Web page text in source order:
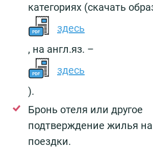
категориях (скачать
здесь
, на англ.яз. –
здесь
).
Бронь отеля или другое
подтверждение жилья
поездки.